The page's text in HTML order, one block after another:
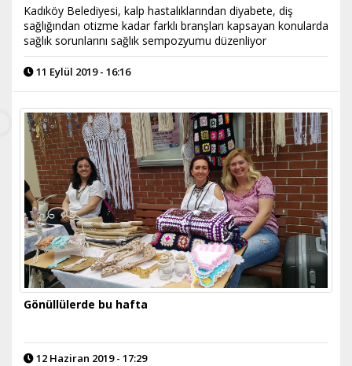
Kadıköy Belediyesi, kalp hastalıklarından diyabete, diş
sağlığından otizme kadar farklı branşları kapsayan konularda
sağlık sorunlarını sağlık sempozyumu düzenliyor
11 Eylül 2019 - 16:16
Gönüllülerde bu hafta
12 Haziran 2019 - 17:29